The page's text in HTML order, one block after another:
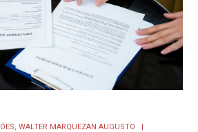
WALTER MARQUEZAN AUGUSTO